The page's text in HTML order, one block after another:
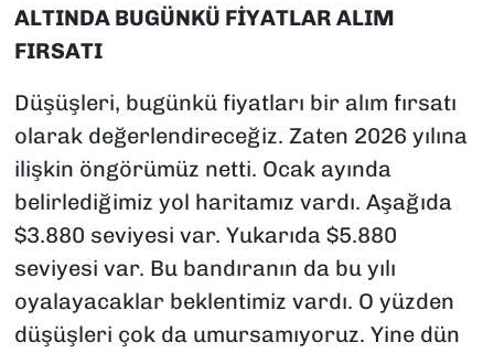
ALTINDA BUGÜNKÜ FİYATLAR ALIM
FIRSATI
Düşüşleri, bugünkü fiyatları bir alım fırsatı
olarak değerlendireceğiz. Zaten 2026 yılına
ilişkin öngörümüz netti. Ocak ayında
belirlediğimiz yol haritamız vardı. Aşağıda
$3.880 seviyesi var. Yukarıda $5.880
seviyesi var. Bu bandıranın da bu yılı
oyalayacaklar beklentimiz vardı. O yüzden
düşüşleri çok da umursamıyoruz. Yine dün